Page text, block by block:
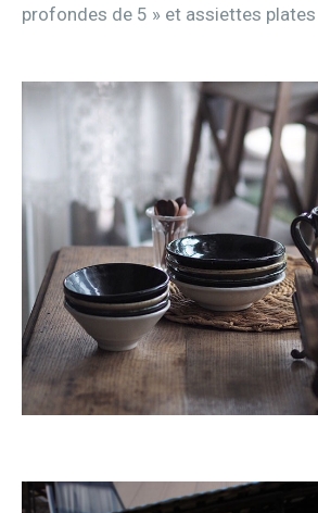
profondes de 5 » et assiettes plates